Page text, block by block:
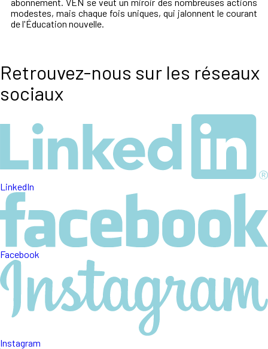
modestes, mais chaque fois uniques, qui jalonnent le courant
de l'Éducation nouvelle.
Retrouvez-nous sur les réseaux
sociaux
LinkedIn
Facebook
Instagram